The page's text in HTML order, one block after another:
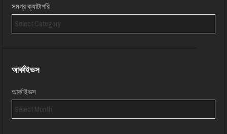
সমগ্র ক্যাটাগরি
আর্কাইভস
আর্কাইভস